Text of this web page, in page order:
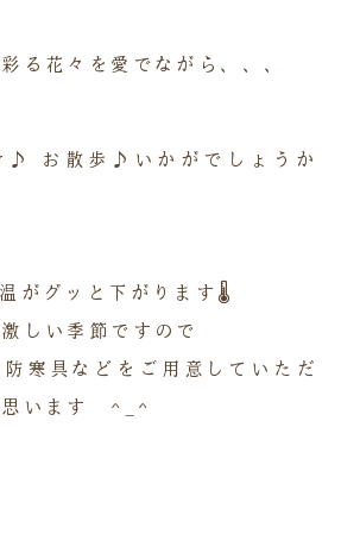
る花々を愛でながら、、、
♪ お散歩♪いかがでしょうか
がグッと下がります🌡
しい季節ですので
寒具などをご用意していただ
思います ^_^